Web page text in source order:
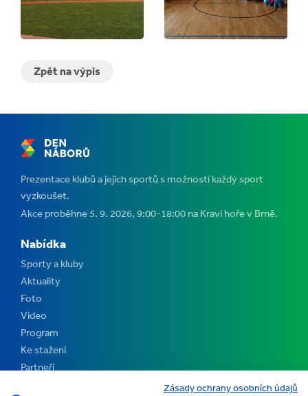
Zpět na výpis
Prezentace klubů a jejich sportů s možností každý sport
vyzkoušet.
Akce proběhne 5. 9. 2026, 9:00-18:00 na Kraví hoře v Brně.
Nabídka
Sporty a kluby
Aktuality
Foto
Video
Program
Ke stažení
Partneři
Zásady ochrany osobních údajů